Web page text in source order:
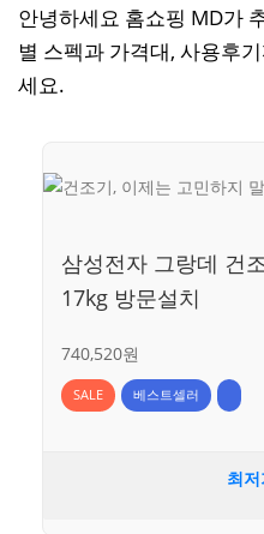
안녕하세요 홈쇼핑 MD가
별 스펙과 가격대, 사용후
세요.
삼성전자 그랑데 건
17kg 방문설치
740,520원
SALE 베스트셀러
최